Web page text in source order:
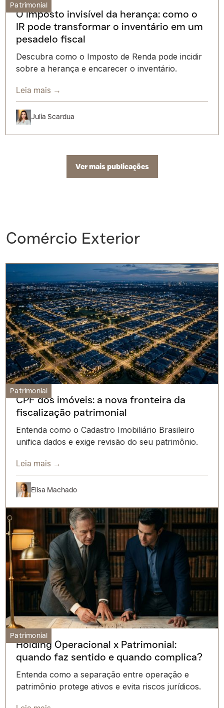
Patrimonial
O imposto invisível da herança: como o
IR pode transformar o inventário em um
pesadelo fiscal
Descubra como o Imposto de Renda pode incidir
sobre a herança e encarecer o inventário.
Leia mais →
Julia Scardua
Ver mais publicações
Comércio Exterior
Patrimonial
CPF dos imóveis: a nova fronteira da
fiscalização patrimonial
Entenda como o Cadastro Imobiliário Brasileiro
unifica dados e exige revisão do seu patrimônio.
Leia mais →
Elisa Machado
Patrimonial
Holding Operacional x Patrimonial:
quando faz sentido e quando complica?
Entenda como a separação entre operação e
patrimônio protege ativos e evita riscos jurídicos.